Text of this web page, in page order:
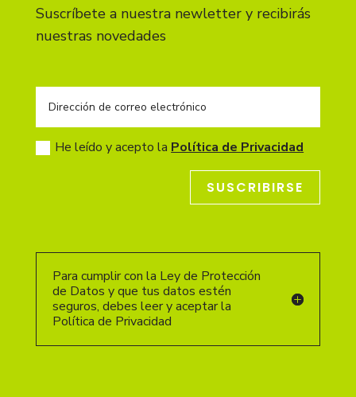
Suscríbete a nuestra newletter y recibirás
nuestras novedades
He leído y acepto la Política de Privacidad
SUSCRIBIRSE
Para cumplir con la Ley de Protección
de Datos y que tus datos estén
seguros, debes leer y aceptar la
Política de Privacidad